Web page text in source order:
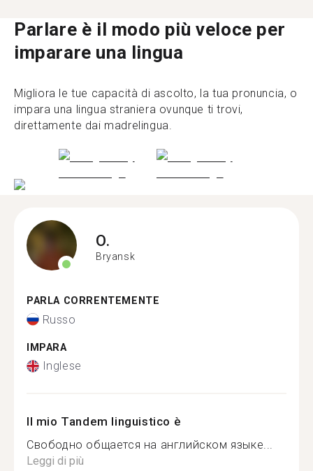
Parlare è il modo più veloce per
imparare una lingua
Migliora le tue capacità di ascolto, la tua pronuncia, o
impara una lingua straniera ovunque ti trovi,
direttamente dai madrelingua.
O.
Bryansk
PARLA CORRENTEMENTE
Russo
IMPARA
Inglese
Il mio Tandem linguistico è
Свободно общается на английском языке...
Leggi di più